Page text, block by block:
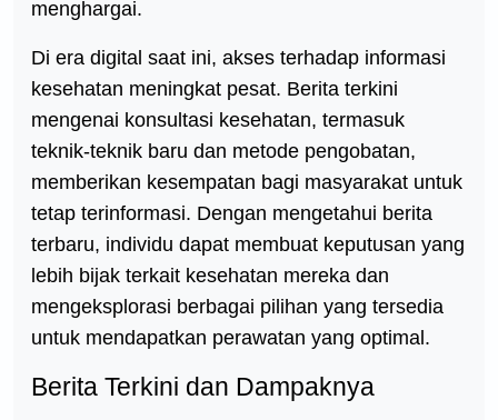
menghargai.
Di era digital saat ini, akses terhadap informasi
kesehatan meningkat pesat. Berita terkini
mengenai konsultasi kesehatan, termasuk
teknik-teknik baru dan metode pengobatan,
memberikan kesempatan bagi masyarakat untuk
tetap terinformasi. Dengan mengetahui berita
terbaru, individu dapat membuat keputusan yang
lebih bijak terkait kesehatan mereka dan
mengeksplorasi berbagai pilihan yang tersedia
untuk mendapatkan perawatan yang optimal.
Berita Terkini dan Dampaknya